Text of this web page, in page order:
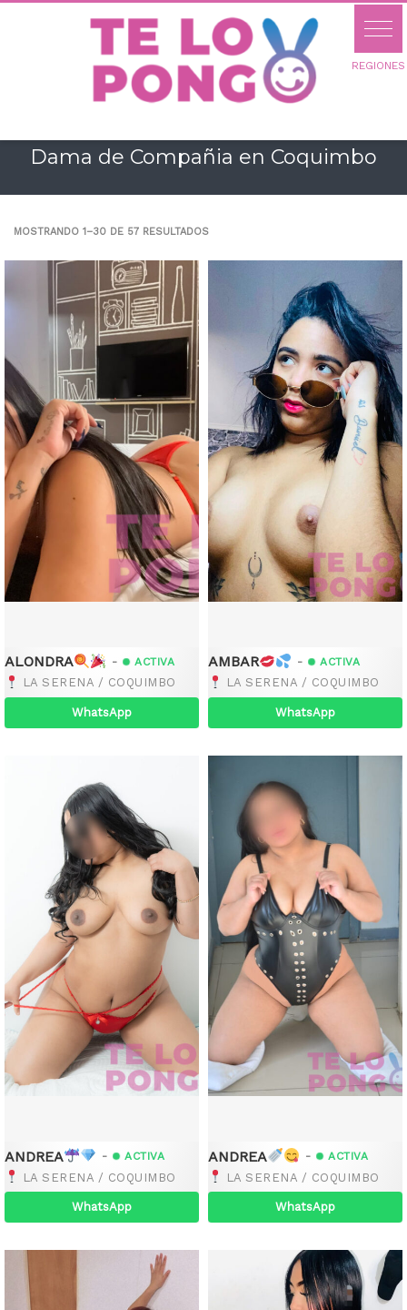
Dama de Compañia en Coquimbo
MOSTRANDO 1–30 DE 57 RESULTADOS
ALONDRA - ACTIVA
LA SERENA / COQUIMBO
WhatsApp
AMBAR - ACTIVA
LA SERENA / COQUIMBO
WhatsApp
ANDREA - ACTIVA
LA SERENA / COQUIMBO
WhatsApp
ANDREA - ACTIVA
LA SERENA / COQUIMBO
WhatsApp